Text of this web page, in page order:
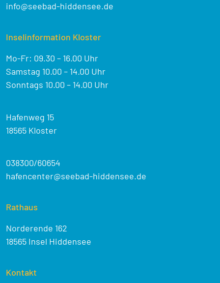
info@seebad-hiddensee.de
Inselinformation Kloster
Mo-Fr: 09.30 – 16.00 Uhr
Samstag 10.00 – 14.00 Uhr
Sonntags 10.00 – 14.00 Uhr
Hafenweg 15
18565 Kloster
038300/60654
hafencenter@seebad-hiddensee.de
Rathaus
Norderende 162
18565 Insel Hiddensee
Kontakt